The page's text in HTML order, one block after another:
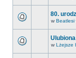
80.
w Beatlesi
Ulubiona
w Lżejsze